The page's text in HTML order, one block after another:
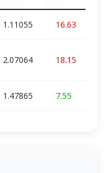
1.11055 16.63
2.07064 18.15
1.47865 7.55